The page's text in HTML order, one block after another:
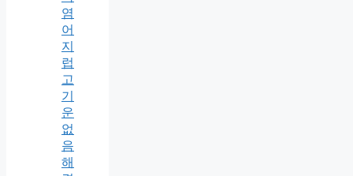
염
어
지
럽
고
기
운
없
음
해